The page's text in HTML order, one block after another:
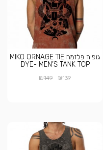
גופיה פלזמה MIKO ORNAGE TIE
DYE- MEN’S TANK TOP
₪139
₪149